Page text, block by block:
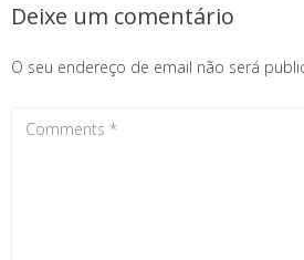
Deixe um comentário
O seu endereço de email não será